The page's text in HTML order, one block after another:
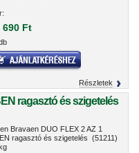
690 Ft
Részletek
ragasztó és szigetelés
Bravaen DUO FLEX 2 AZ 1
ragasztó és szigetelés (51211)